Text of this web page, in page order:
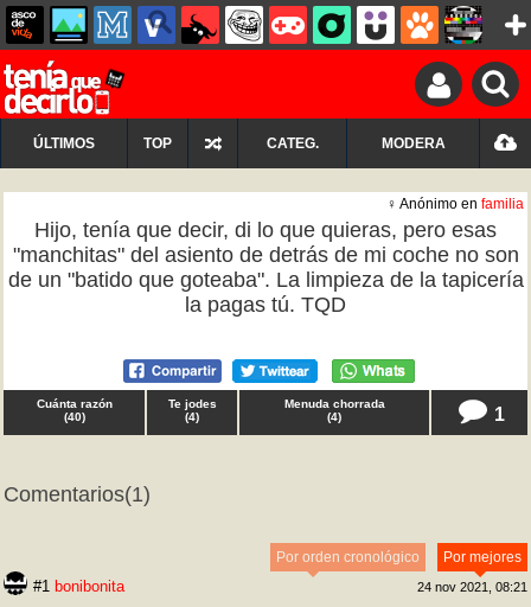
ÚLTIMOS TOP CATEG. MODERA
♀ Anónimo en familia
Hijo, tenía que decir, di lo que quieras, pero esas
"manchitas" del asiento de detrás de mi coche no son
de un "batido que goteaba". La limpieza de la tapicería
la pagas tú. TQD
Cuánta razón
(40)
Te jodes
(4)
Menuda chorrada
(4) 1
Comentarios(1)
Por mejores
Por orden cronológico
#1 bonibonita 24 nov 2021, 08:21